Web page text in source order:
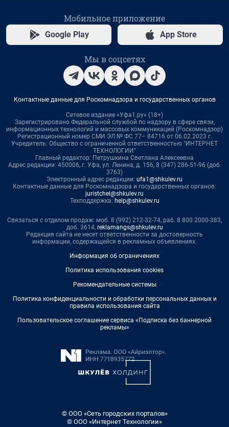
Мобильное приложение
Google Play App Store
Мы в соцсетях
Контактные данные для Роскомнадзора и государственных органов
Сетевое издание «Уфа1.ру» (18+)
Зарегистрировано Федеральной службой по надзору в сфере связи,
информационных технологий и массовых коммуникаций (Роскомнадзор)
Регистрационный номер СМИ ЭЛ № ФС 77– 84716 от 06.02.2023 г.
Учредитель: Общество с ограниченной ответственностью "ИНТЕРНЕТ
ТЕХНОЛОГИИ"
Главный редактор: Петрушкина Светлана Алексеевна
Адрес редакции: 450006, г. Уфа, ул. Ленина, д. 156, 8 (347) 286-51-96 (доб.
3763)
Электронный адрес редакции: ufa1@shkulev.ru
Контактные данные для Роскомнадзора и государственных органов:
juristchel@shkulev.ru
Техподдержка: help@shkulev.ru
Связаться с отделом продаж: моб. 8 (992) 212-32-74, раб. 8 800 2000-383,
доб. 3614, reklamangs@shkulev.ru
Редакция сайта не несет ответственности за достоверность
информации, содержащейся в рекламных объявлениях.
Информация об ограничениях
Политика использования cookies
Рекомендательные системы
Политика конфиденциальности и обработки персональных данных и
правила использования сайта
Пользовательское соглашение сервиса «Подписка без баннерной
рекламы»
© ООО «Сеть городских порталов»
© ООО «Интернет Технологии»